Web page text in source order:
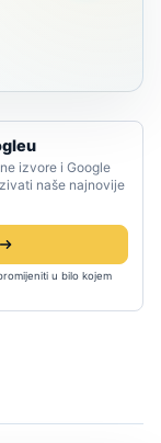
izvore i Google
naše najnovije
u bilo kojem